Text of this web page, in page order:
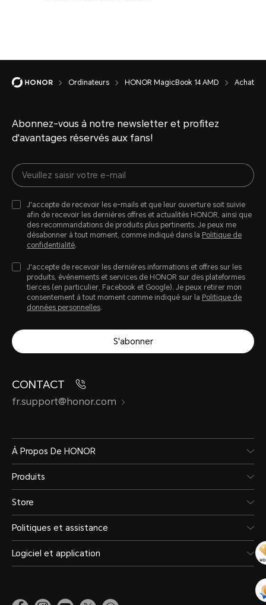
Ordinateurs HONOR MagicBook 14 AMD Achat
Abonnez-vous à notre newsletter et profitez
d'avantages réservés aux fans!
J'accepte de recevoir les e-mails et que leur ouverture soit suivie
afin de recevoir les dernières offres et actualités HONOR, ainsi que
des recommandations de produits plus pertinents. Je peux me
désabonner à tout moment, comme indiqué dans la Politique de
confidentialité.
J'accepte de recevoir les dernières informations et offres sur les
produits, évènements et services de HONOR sur des plateformes
tierces (en particulier, Facebook et Google). Je peux retirer mon
consentement à tout moment comme indiqué sur la Politique de
données personnelles.
S'abonner
CONTACT
fr.support@honor.com
À Propos De HONOR
Produits
Store
Politiques et assistance
Logiciel et application